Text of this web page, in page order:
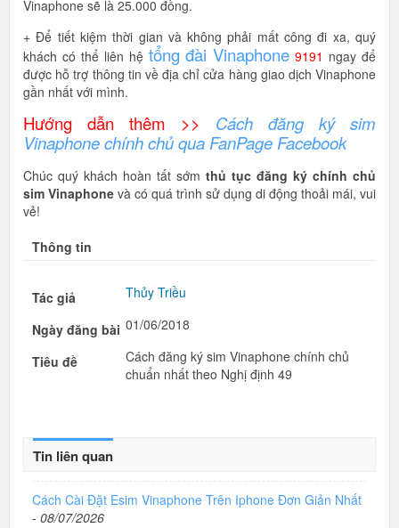
Vinaphone sẽ là 25.000 đồng.
+ Để tiết kiệm thời gian và không phải mất công đi xa, quý
khách có thể liên hệ tổng đài Vinaphone 9191 ngay để
được hỗ trợ thông tin về địa chỉ cửa hàng giao dịch Vinaphone
gần nhất với mình.
Hướng dẫn thêm >> Cách đăng ký sim
Vinaphone chính chủ qua FanPage Facebook
Chúc quý khách hoàn tất sớm thủ tục đăng ký chính chủ
sim Vinaphone và có quá trình sử dụng di động thoải mái, vui
vẻ!
Thông tin
Tác giả Thủy Triều
Ngày đăng bài 01/06/2018
Tiêu đề
Cách đăng ký sim Vinaphone chính chủ
chuẩn nhất theo Nghị định 49
Tin liên quan
Cách Cài Đặt Esim Vinaphone Trên Iphone Đơn Giản Nhất
- 08/07/2026